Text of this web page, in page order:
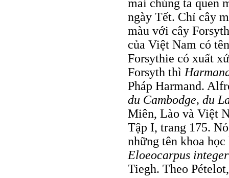
mai chúng ta quen
ngày Tết. Chỉ cây
màu với cây
của Việt Nam có
Forsythie có xuất
Forsyth thì
Pháp Harmand.
du Cambodge, du
Miên, Lào và Việt
Tập I, trang 175.
những tên khoa
Eloeocarpus
Tiegh. Theo